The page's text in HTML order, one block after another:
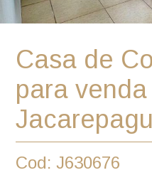
Casa de
para venda
Cod: J630676